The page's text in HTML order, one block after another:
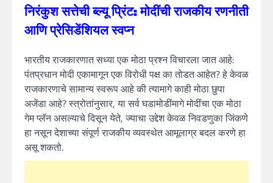
निरंकुश सत्तेची ब्ल्यू प्रिंट: मोदींची राजकीय रणनीती
आणि प्रेसिडेंशियल स्वप्न
भारतीय राजकारणात सध्या एक मोठा प्रश्न विचारला जात आहे:
पंतप्रधान मोदी एकामागून एक विरोधी पक्ष का तोडत आहेत? हे केवळ
राजकारणाचे सामान्य स्वरूप आहे की त्यामागे काही मोठा छुपा
अजेंडा आहे? स्त्रोतांनुसार, या सर्व घडामोडींमागे मोदींचा एक मोठा
गेम प्लॅन असल्याचे दिसून येते, ज्याचा उद्देश केवळ निवडणुका जिंकणे
हा नसून देशाच्या संपूर्ण राजकीय व्यवस्थेत आमूलाग्र बदल करणे हा
असू शकतो.